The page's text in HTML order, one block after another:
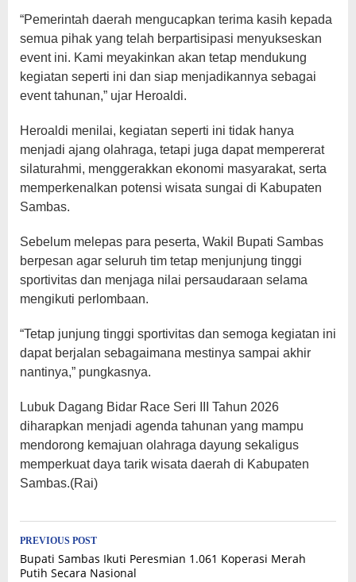
“Pemerintah daerah mengucapkan terima kasih kepada
semua pihak yang telah berpartisipasi menyukseskan
event ini. Kami meyakinkan akan tetap mendukung
kegiatan seperti ini dan siap menjadikannya sebagai
event tahunan,” ujar Heroaldi.
Heroaldi menilai, kegiatan seperti ini tidak hanya
menjadi ajang olahraga, tetapi juga dapat mempererat
silaturahmi, menggerakkan ekonomi masyarakat, serta
memperkenalkan potensi wisata sungai di Kabupaten
Sambas.
Sebelum melepas para peserta, Wakil Bupati Sambas
berpesan agar seluruh tim tetap menjunjung tinggi
sportivitas dan menjaga nilai persaudaraan selama
mengikuti perlombaan.
“Tetap junjung tinggi sportivitas dan semoga kegiatan ini
dapat berjalan sebagaimana mestinya sampai akhir
nantinya,” pungkasnya.
Lubuk Dagang Bidar Race Seri III Tahun 2026
diharapkan menjadi agenda tahunan yang mampu
mendorong kemajuan olahraga dayung sekaligus
memperkuat daya tarik wisata daerah di Kabupaten
Sambas.(Rai)
Post
navigation
PREVIOUS POST
Bupati Sambas Ikuti Peresmian 1.061 Koperasi Merah
Putih Secara Nasional